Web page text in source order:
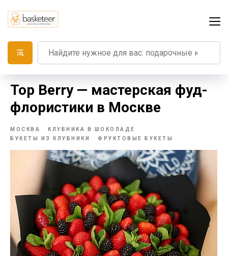
Top Berry — мастерская фуд-
флористики в Москве
МОСКВА
КЛУБНИКА В ШОКОЛАДЕ
БУКЕТЫ ИЗ КЛУБНИКИ
ФРУКТОВЫЕ БУКЕТЫ